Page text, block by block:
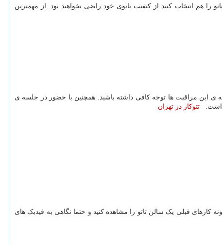
هم انتخاب کنید از کیفیت تاتوی خود راضی نخواهید بود. از مهمترین
ی این مراقبت ها توجه کافی داشته باشید. همچنین با حضور در جلسه ی
است. تتوکار در تهران
کارهای قبلی یک سالن تاتو را مشاهده کنید و حتما نگاهی به فیدبک های